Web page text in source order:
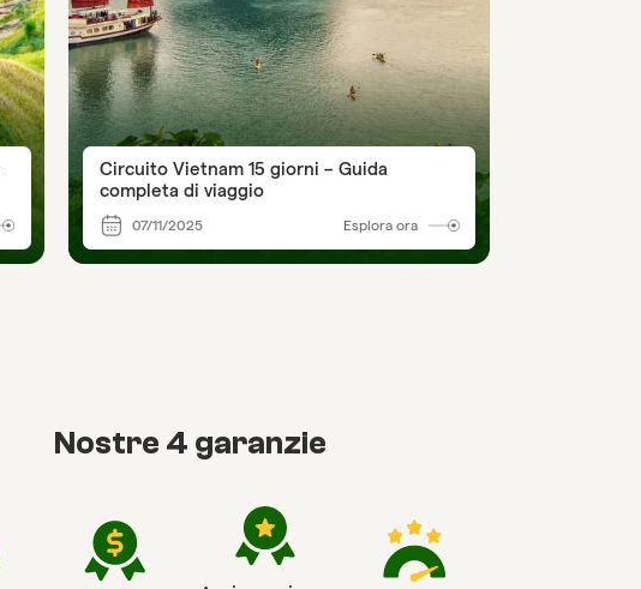
Circuito Vietnam 15 giorni – Guida
completa di viaggio
07/11/2025 Esplora ora
Nostre 4 garanzie